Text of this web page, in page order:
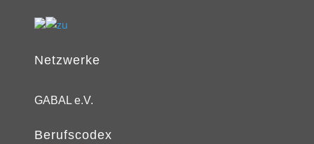
Netzwerke
GABAL e.V.
Berufscodex